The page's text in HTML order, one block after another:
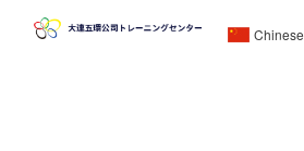
Chinese